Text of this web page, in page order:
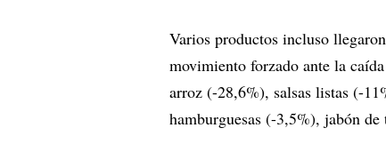
Varios productos incluso
movimiento forzado ante la
arroz (-28,6%), salsas listas (-
hamburguesas (-3,5%), jabón